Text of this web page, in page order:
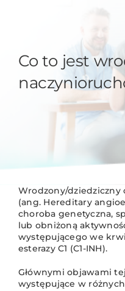
Co to jest
Wrodzony/dziedziczny
(ang. Hereditary
choroba genetyczna,
lub obniżoną
występującego we
esterazy C1 (C1-INH).
Głównymi objawami
występujące w